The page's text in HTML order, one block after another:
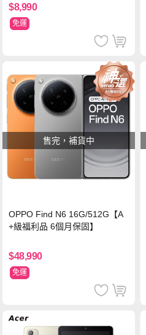
$8,990
免運
售完，補貨中
OPPO Find N6 16G/512G【A
+級福利品 6個月保固】
$48,990
免運